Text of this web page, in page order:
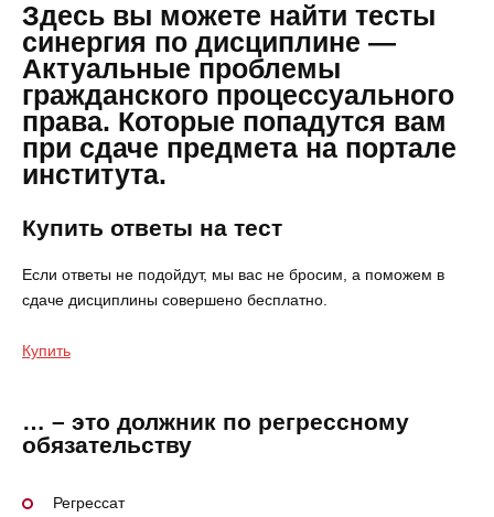
Здесь вы можете найти тесты
синергия по дисциплине —
Актуальные проблемы
гражданского процессуального
права. Которые попадутся вам
при сдаче предмета на портале
института.
Купить ответы на тест
Если ответы не подойдут, мы вас не бросим, а поможем в
сдаче дисциплины совершено бесплатно.
Купить
… – это должник по регрессному
обязательству
Регрессат